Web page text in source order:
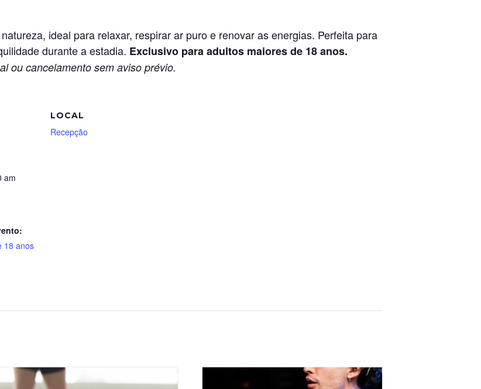
ideal para relaxar, respirar ar puro e renovar as energias. Perfeita para
durante a estadia. Exclusivo para adultos maiores de 18 anos.
ou cancelamento sem aviso prévio.
am
18 anos
LOCAL
Recepção